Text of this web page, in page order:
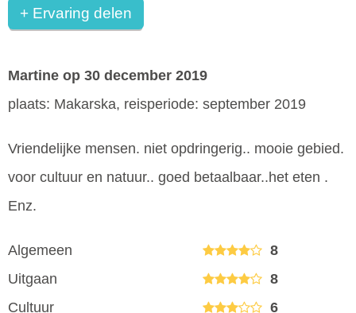
+ Ervaring delen
Martine op 30 december 2019
plaats: Makarska, reisperiode: september 2019
Vriendelijke mensen. niet opdringerig.. mooie gebied.
voor cultuur en natuur.. goed betaalbaar..het eten .
Enz.
Algemeen
8
Uitgaan
8
Cultuur
6